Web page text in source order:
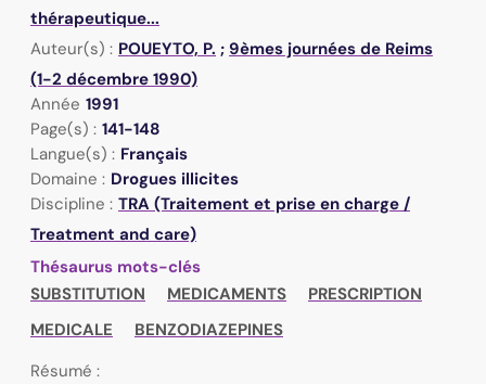
thérapeutique...
Auteur(s) : POUEYTO, P. ; 9èmes journées de Reims
(1-2 décembre 1990)
Année 1991
Page(s) : 141-148
Langue(s) : Français
Domaine : Drogues illicites
Discipline : TRA (Traitement et prise en charge /
Treatment and care)
Thésaurus mots-clés
SUBSTITUTION
MEDICAMENTS
PRESCRIPTION
MEDICALE
BENZODIAZEPINES
Résumé :